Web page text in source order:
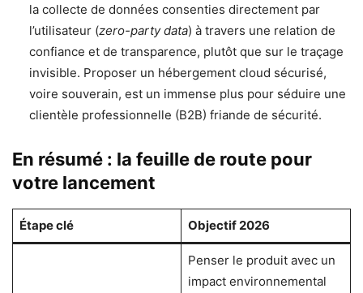
la collecte de données consenties directement par
l’utilisateur (zero-party data) à travers une relation de
confiance et de transparence, plutôt que sur le traçage
invisible. Proposer un hébergement cloud sécurisé,
voire souverain, est un immense plus pour séduire une
clientèle professionnelle (B2B) friande de sécurité.
En résumé : la feuille de route pour
votre lancement
Étape clé Objectif 2026
Penser le produit avec un
impact environnemental